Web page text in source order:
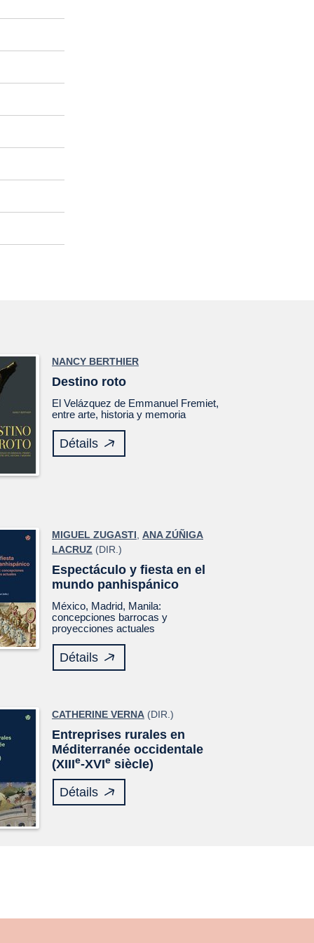
NANCY BERTHIER
Destino roto
El Velázquez de Emmanuel Fremiet,
entre arte, historia y memoria
Détails
MIGUEL ZUGASTI ANA ZÚÑIGA
LACRUZ (DIR.)
Espectáculo y fiesta en el
mundo panhispánico
México, Madrid, Manila:
concepciones barrocas y
proyecciones actuales
Détails
CATHERINE VERNA (DIR.)
Entreprises rurales en
Méditerranée occidentale
(XIIIe-XVIe siècle)
Détails